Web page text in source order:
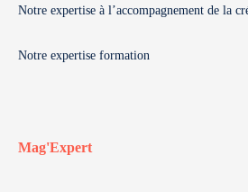
Notre expertise à l’accompagnement de la
Notre expertise formation
Mag'Expert